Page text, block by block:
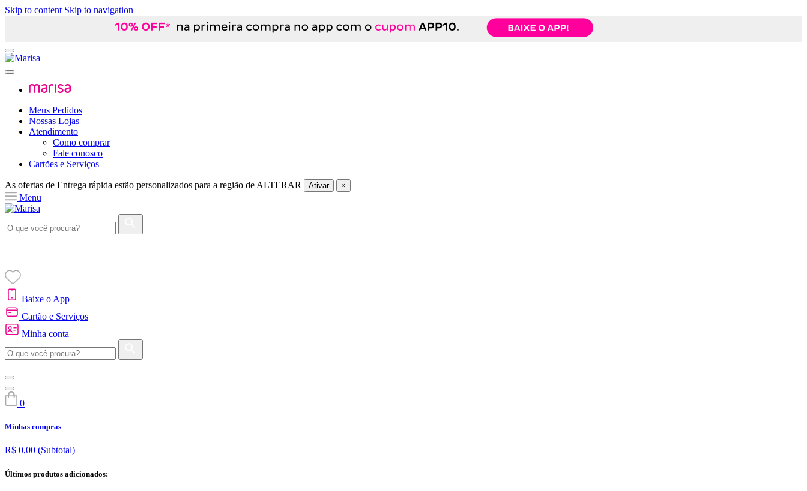
Skip to content Skip to navigation
Meus Pedidos
Nossas Lojas
Atendimento
Como comprar
Fale conosco
Cartões e Serviços
As ofertas de Entrega rápida estão personalizados para a região de ALTERAR Ativar ×
Menu
Baixe o App
Cartão e Serviços
Minha conta
0
Minhas compras
R$ 0,00 (Subtotal)
Últimos produtos adicionados: